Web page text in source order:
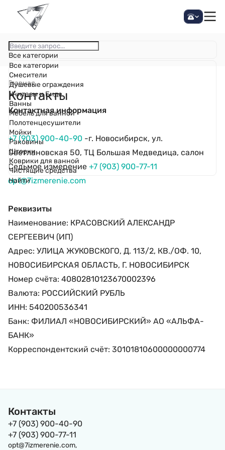
Все категории
Все категории
Смесители
Душевые ограждения
Унитазы и Биде
Ванны
Мебель для ванной
Полотенцесушители
Мойки
Раковины
Шторки
Коврики для ванной
Чистящие средства
Найти
Главная
Контакты
Контактная информация
+7 (903) 900-40-90 -г. Новосибирск, ул.
Светлановская 50, ТЦ Большая Медведица, салон
Седьмое измерение +7 (903) 900-77-11
opt@7izmerenie.com
Реквизиты
Наименование: КРАСОВСКИЙ АЛЕКСАНДР
СЕРГЕЕВИЧ (ИП)
Адрес: УЛИЦА ЖУКОВСКОГО, Д. 113/2, КВ./ОФ. 10,
НОВОСИБИРСКАЯ ОБЛАСТЬ, Г. НОВОСИБИРСК
Номер счёта: 40802810123670002396
Валюта: РОССИЙСКИЙ РУБЛЬ
ИНН: 540200536341
Банк: ФИЛИАЛ «НОВОСИБИРСКИЙ» АО «АЛЬФА-
БАНК»
Корреспондентский счёт: 30101810600000000774
Контакты
+7 (903) 900-40-90
+7 (903) 900-77-11
opt@7izmerenie.com,